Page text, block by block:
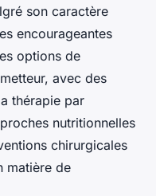
son caractère
encourageantes
options de
avec des
thérapie par
nutritionnelles
chirurgicales
matière de